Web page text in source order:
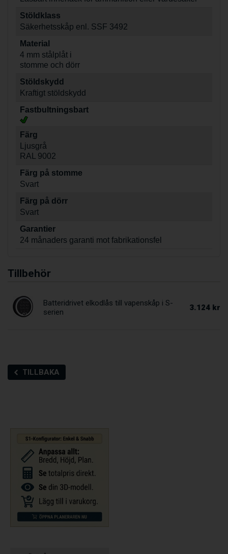
Stöldklass
Säkerhetsskåp enl. SSF 3492
Material
4 mm stålplåt i
stomme och dörr
Stöldskydd
Kraftigt stöldskydd
Fastbultningsbart
Färg
Ljusgrå
RAL 9002
Färg på stomme
Svart
Färg på dörr
Svart
Garantier
24 månaders garanti mot fabrikationsfel
Tillbehör
Batteridrivet elkodlås till vapenskåp i S-
serien
3.124 kr
TILLBAKA